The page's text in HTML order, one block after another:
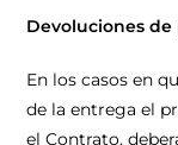
Devoluciones
En los casos en
de la entrega el
el Contrato,